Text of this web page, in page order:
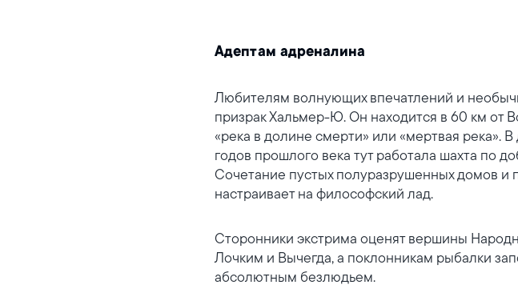
Адептам адреналина
Любителям волнующих впечатлений и
призрак Хальмер-Ю. Он находится в 60 км от
«река в долине смерти» или «мертвая река».
годов прошлого века тут работала шахта по
Сочетание пустых полуразрушенных домов
настраивает на философский лад.
Сторонники экстрима оценят вершины
Лочким и Вычегда, а поклонникам рыбалки
абсолютным безлюдьем.